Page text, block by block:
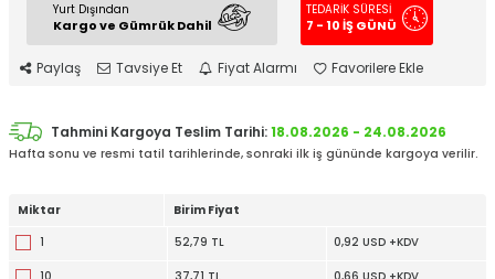
Yurt Dışından
Kargo ve Gümrük Dahil
TEDARİK SÜRESİ
7 - 10 İŞ GÜNÜ
Paylaş Tavsiye Et Fiyat Alarmı Favorilere Ekle
Tahmini Kargoya Teslim Tarihi:18.08.2026 - 24.08.2026
Hafta sonu ve resmi tatil tarihlerinde, sonraki ilk iş gününde kargoya verilir.
Miktar
Birim Fiyat
1
52,79 TL 0,92 USD +KDV